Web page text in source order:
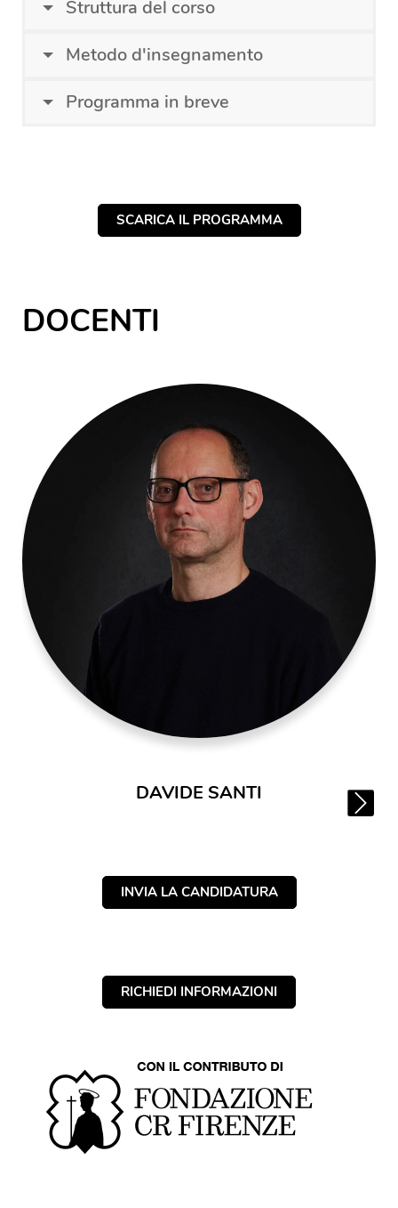
Struttura del corso
Metodo d'insegnamento
Programma in breve
SCARICA IL PROGRAMMA
DOCENTI
DAVIDE SANTI
INVIA LA CANDIDATURA
RICHIEDI INFORMAZIONI